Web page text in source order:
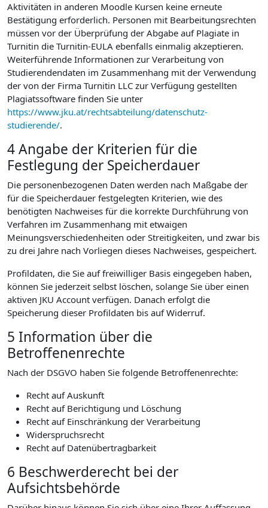
Aktivitäten in anderen Moodle Kursen keine erneute
Bestätigung erforderlich. Personen mit Bearbeitungsrechten
müssen vor der Überprüfung der Abgabe auf Plagiate in
Turnitin die Turnitin-EULA ebenfalls einmalig akzeptieren.
Weiterführende Informationen zur Verarbeitung von
Studierendendaten im Zusammenhang mit der Verwendung
der von der Firma Turnitin LLC zur Verfügung gestellten
Plagiatssoftware finden Sie unter
https://www.jku.at/rechtsabteilung/datenschutz-
studierende/.
4 Angabe der Kriterien für die
Festlegung der Speicherdauer
Die personenbezogenen Daten werden nach Maßgabe der
für die Speicherdauer festgelegten Kriterien, wie des
benötigten Nachweises für die korrekte Durchführung von
Verfahren im Zusammenhang mit etwaigen
Meinungsverschiedenheiten oder Streitigkeiten, und zwar bis
zu drei Jahre nach Vorliegen dieses Nachweises, gespeichert.
Profildaten, die Sie auf freiwilliger Basis eingegeben haben,
können Sie jederzeit selbst löschen, solange Sie über einen
aktiven JKU Account verfügen. Danach erfolgt die
Speicherung dieser Profildaten bis auf Widerruf.
5 Information über die
Betroffenenrechte
Nach der DSGVO haben Sie folgende Betroffenenrechte:
Recht auf Auskunft
Recht auf Berichtigung und Löschung
Recht auf Einschränkung der Verarbeitung
Widerspruchsrecht
Recht auf Datenübertragbarkeit
6 Beschwerderecht bei der
Aufsichtsbehörde